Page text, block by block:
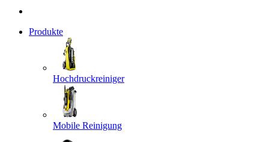
Produkte
Hochdruckreiniger
Mobile Reinigung